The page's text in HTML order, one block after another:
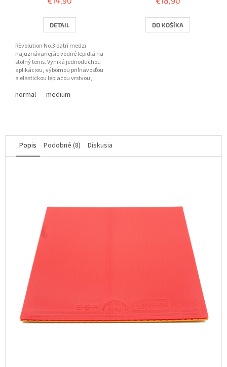
DETAIL
REvolution No.3 patrí medzi
najuznávanejšie vodné lepidlá na
stolný tenis. Vyniká jednoduchou
aplikáciou, výbornou priľnavosťou
a elastickou lepiacou vrstvou,
normal medium
DO KOŠÍKA
Popis Podobné (8) Diskusia